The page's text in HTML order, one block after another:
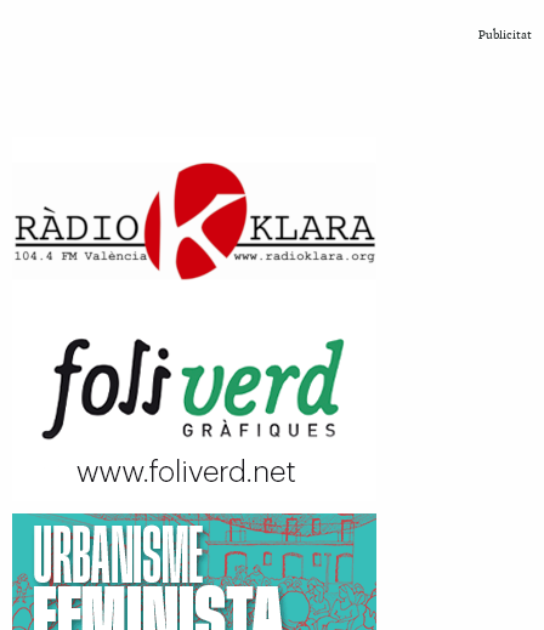
Publicitat